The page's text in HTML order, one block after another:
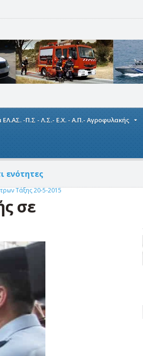
ΕΛ.ΑΣ. -Π.Σ - Λ.Σ.- Ε.Χ. - Α.Π.- Αγροφυλακής
ενότητες
Τάξης 20-5-2015
σε